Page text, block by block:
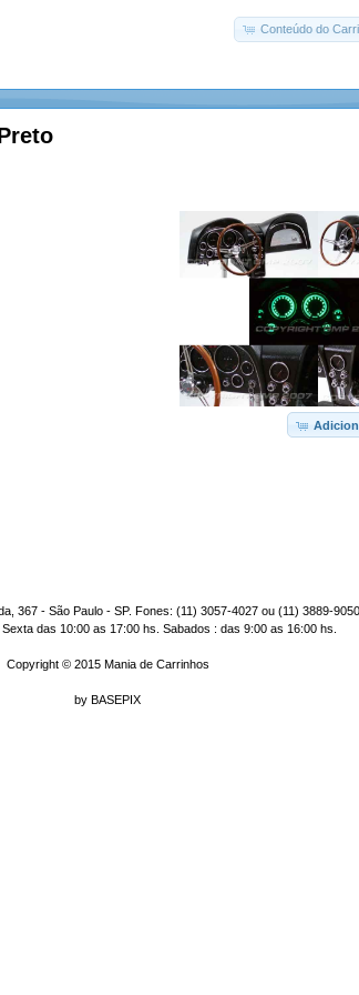
Conteúdo do
367 - São Paulo - SP. Fones: (11) 3057-4027 ou (11) 3889-9050
das 10:00 as 17:00 hs. Sabados : das 9:00 as 16:00 hs.
Copyright © 2015 Mania de Carrinhos
by BASEPIX